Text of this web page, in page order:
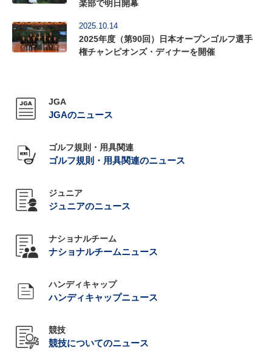
楽部で明日開幕
2025.10.14
2025年度（第90回）日本オープンゴルフ選手
権チャンピオンズ・ディナーを開催
JGA
JGAのニュース
ゴルフ規則・用具関連
ゴルフ規則・用具関連のニュース
ジュニア
ジュニアのニュース
ナショナルチーム
ナショナルチームニュース
ハンディキャップ
ハンディキャップニュース
競技
競技についてのニュース